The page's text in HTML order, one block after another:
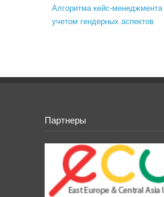
Алгоритма кейс-менеджмента
учетом гендерных аспектов
Партнеры